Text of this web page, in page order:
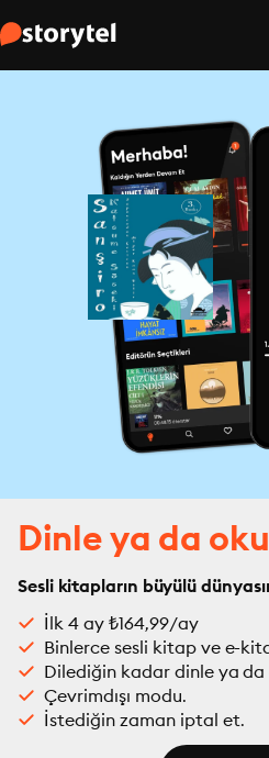
Dinle ya da oku
Sesli kitapların büyülü
İlk 4 ay ₺164,99/ay
Binlerce sesli kitap ve e-
Dilediğin kadar dinle ya da
Çevrimdışı modu.
İstediğin zaman iptal et.